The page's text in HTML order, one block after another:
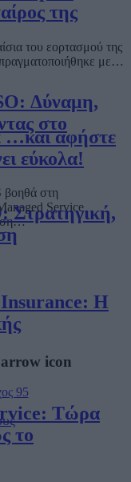
της
Δύναμη,
στο
Στρατηγική,
Η
Τώρα
το
του εορτασμού της
με…
…και αφήστε
εύκολα!
βοηθά στη
Service